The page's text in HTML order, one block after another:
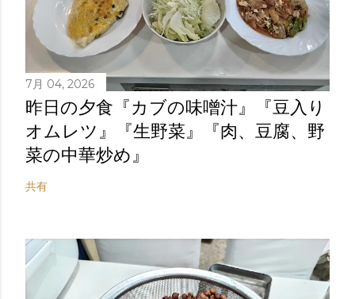
7月 04, 2026
昨日の夕食『カブの味噌汁』『豆入り
オムレツ』『生野菜』『肉、豆腐、野
菜の中華炒め』
共有